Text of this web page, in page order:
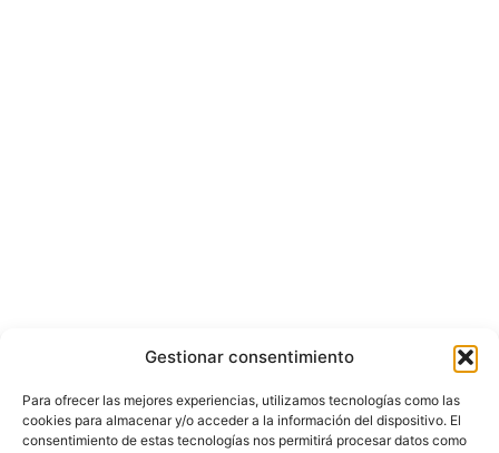
Gestionar consentimiento
Para ofrecer las mejores experiencias, utilizamos tecnologías como las
cookies para almacenar y/o acceder a la información del dispositivo. El
consentimiento de estas tecnologías nos permitirá procesar datos como